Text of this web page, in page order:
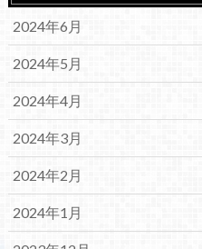
2024年6月
2024年5月
2024年4月
2024年3月
2024年2月
2024年1月